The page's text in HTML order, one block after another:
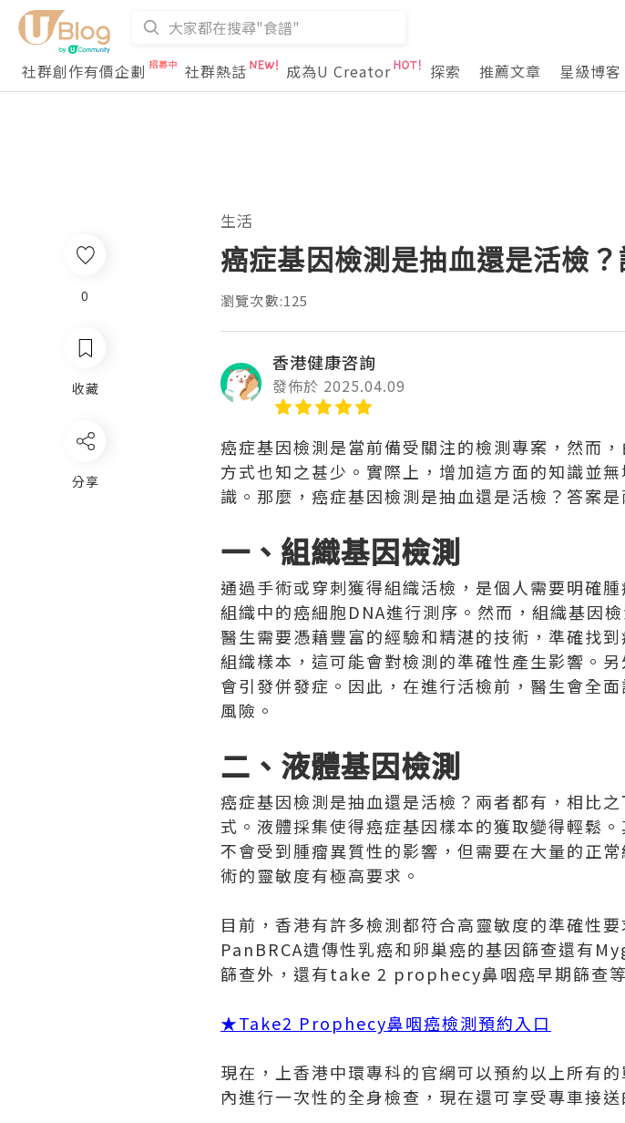
社群創作有價企劃
社群熱話 成為U Creator 探索 推薦文章 星級博客
生活
癌症基因檢測是抽血還是活檢
瀏覽次數:125
香港健康咨詢
發佈於 2025.04.09
癌症基因檢測是當前備受關注的檢測專案，然而
方式也知之甚少。實際上，增加這方面的知識並
識。那麼，癌症基因檢測是抽血還是活檢？答案是
一、組織基因檢測
通過手術或穿刺獲得組織活檢，是個人需要明確
組織中的癌細胞DNA進行測序。然而，組織基因
醫生需要憑藉豐富的經驗和精湛的技術，準確找
組織樣本，這可能會對檢測的準確性產生影響。
會引發併發症。因此，在進行活檢前，醫生會全
風險。
二、液體基因檢測
癌症基因檢測是抽血還是活檢？兩者都有，相比
式。液體採集使得癌症基因樣本的獲取變得輕鬆
不會受到腫瘤異質性的影響，但需要在大量的正
術的靈敏度有極高要求。
目前，香港有許多檢測都符合高靈敏度的準確性
PanBRCA遺傳性乳癌和卵巢癌的基因篩查還有
篩查外，還有take 2 prophecy鼻咽癌早期篩查等
★Take2 Prophecy鼻咽癌檢測預約入口
現在，上香港中環專科的官網可以預約以上所有
內進行一次性的全身檢查，現在還可享受專車接
0
收藏
分享